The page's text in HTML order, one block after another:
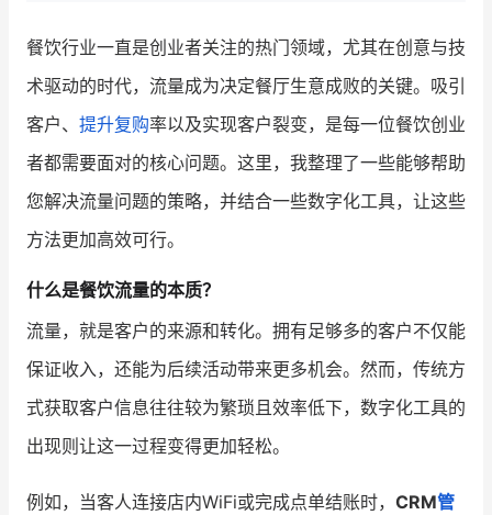
新零售资讯
培训课程
增长俱乐部
增长俱乐部 有赞商盟
商家社区 社群交流
合作共进
餐饮行业一直是创业者关注的热门领域，尤其在创意与技
术驱动的时代，流量成为决定餐厅生意成败的关键。吸引
客户、 提升复购率以及实现客户裂变，是每一位餐饮创业
者都需要面对的核心问题。这里，我整理了一些能够帮助
您解决流量问题的策略，并结合一些数字化工具，让这些
方法更加高效可行。
什么是餐饮流量的本质？
流量，就是客户的来源和转化。拥有足够多的客户不仅能
保证收入，还能为后续活动带来更多机会。然而，传统方
式获取客户信息往往较为繁琐且效率低下，数字化工具的
出现则让这一过程变得更加轻松。
例如，当客人连接店内WiFi或完成点单结账时， CRM管